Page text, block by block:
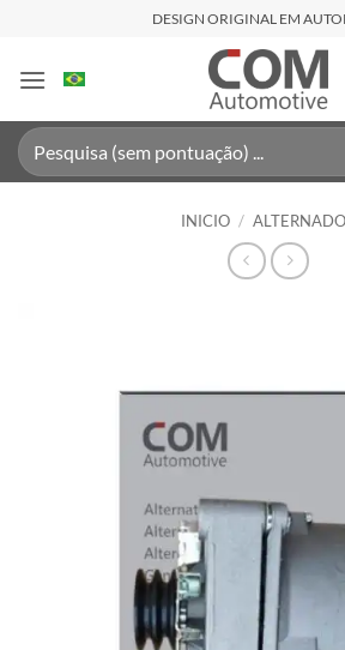
contenido
DESIGN ORIGINAL EM
Buscar
por:
INICIO /